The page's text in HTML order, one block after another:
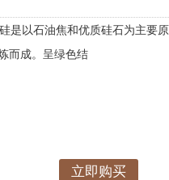
是以石油焦和优质硅石为主要原
而成。呈绿色结
立即购买